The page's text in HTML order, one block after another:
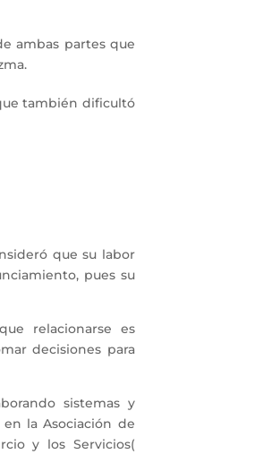
ambas partes que
también dificultó
que su labor
pues su
relacionarse es
decisiones para
sistemas y
la Asociación de
y los Servicios(